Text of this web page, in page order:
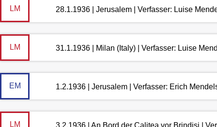
LM 28.1.1936 | Jerusalem | Verfasser: Luise
LM 31.1.1936 | Milan (Italy) | Verfasser: Luise
EM 1.2.1936 | Jerusalem | Verfasser: Erich
LM 3.2.1936 | An Bord der Calitea vor Brindisi |